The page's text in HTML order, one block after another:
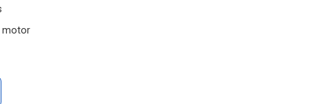
motor